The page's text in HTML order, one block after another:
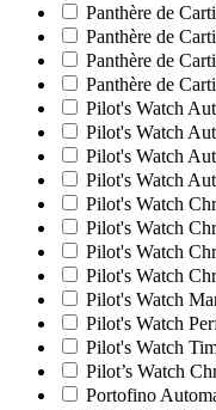
Panthère de
Panthère de
Panthère de
Panthère de
Pilot's Watch
Pilot's Watch
Pilot's Watch
Pilot's Watch
Pilot's Watch
Pilot's Watch
Pilot's Watch
Pilot's Watch
Pilot's Watch
Pilot's Watch
Pilot's Watch
Pilot’s Watch
Portofino